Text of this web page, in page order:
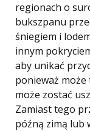
regionach o
bukszpanu
śniegiem i
innym
aby unikać
ponieważ
może zostać
Zamiast tego
późną zimą lub